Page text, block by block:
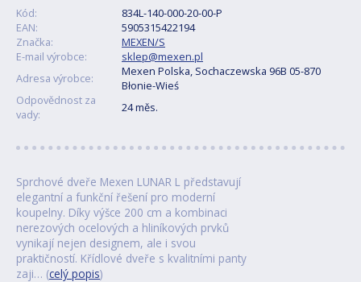
Kód:
834L-140-000-20-00-P
EAN:
5905315422194
Značka:
MEXEN/S
E-mail výrobce:
sklep@mexen.pl
Adresa výrobce:
Mexen Polska, Sochaczewska 96B 05-870
Błonie-Wieś
Odpovědnost za
vady:
24 měs.
Sprchové dveře Mexen LUNAR L představují
elegantní a funkční řešení pro moderní
koupelny. Díky výšce 200 cm a kombinaci
nerezových ocelových a hliníkových prvků
vynikají nejen designem, ale i svou
praktičností. Křídlové dveře s kvalitními panty
zaji… (celý popis)